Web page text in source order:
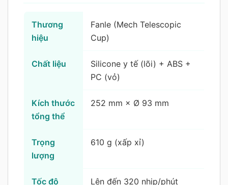
Thương
hiệu
Fanle (Mech Telescopic
Cup)
Chất liệu
Silicone y tế (lõi) + ABS +
PC (vỏ)
Kích thước
tổng thể
252 mm × Ø 93 mm
Trọng
lượng
610 g (xấp xỉ)
Tốc độ
Lên đến 320 nhịp/phút